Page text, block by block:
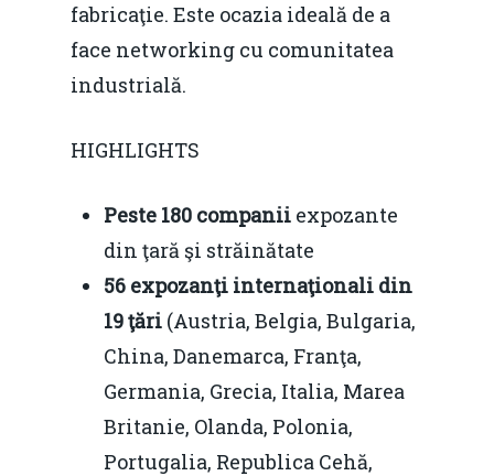
fabricaţie. Este ocazia ideală de a
face networking cu comunitatea
industrială.
HIGHLIGHTS
Peste 180 companii expozante
din ţară şi străinătate
56 expozanţi internaţionali din
19 ţări (Austria, Belgia, Bulgaria,
China, Danemarca, Franţa,
Germania, Grecia, Italia, Marea
Britanie, Olanda, Polonia,
Portugalia, Republica Cehă,